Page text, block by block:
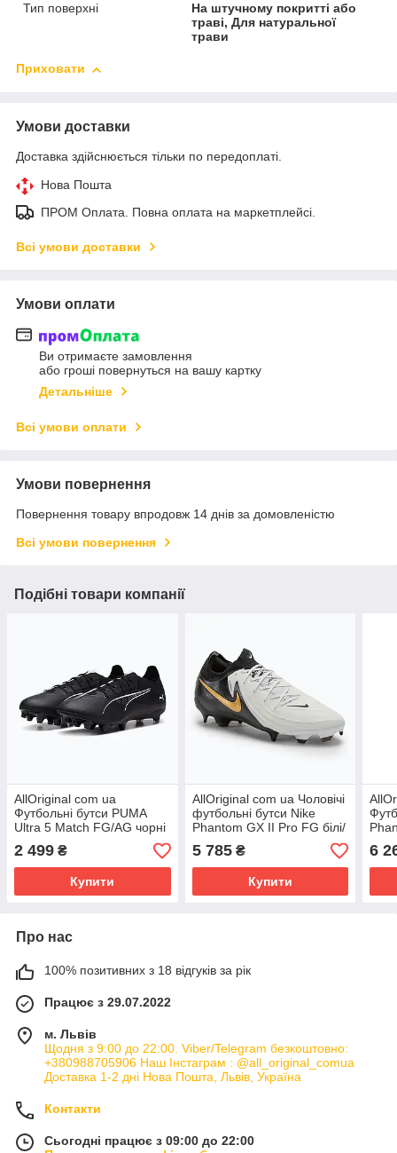
Тип поверхні
На штучному покритті або
траві, Для натуральної
трави
Приховати
Умови доставки
Доставка здійснюється тільки по передоплаті.
Нова Пошта
ПРОМ Оплата. Повна оплата на маркетплейсі.
Всі умови доставки
Умови оплати
Ви отримаєте замовлення
або гроші повернуться на вашу картку
Детальніше
Всі умови оплати
Умови повернення
Повернення товару впродовж 14 днів за домовленістю
Всі умови повернення
Подібні товари компанії
AllOriginal com ua
Футбольні бутси PUMA
Ultra 5 Match FG/AG чорні
/ білі / пума чорні / пума
білі РОЗМІРИ
2 499 ₴
Купити
AllOriginal com ua Чоловічі
футбольні бутси Nike
Phantom GX II Pro FG білі/
металік золота монета/
чорні РОЗМІРИ
5 785₴
Купити
6
Про нас
100% позитивних з 18 відгуків за рік
Працює з 29.07.2022
м. Львів
Щодня з 9:00 до 22:00. Viber/Telegram безкоштовно:
+380988705906 Наш Інстаграм : @all_original_comua
Доставка 1-2 дні Нова Пошта, Львів, Україна
Контакти
Сьогодні працює з 09:00 до 22:00